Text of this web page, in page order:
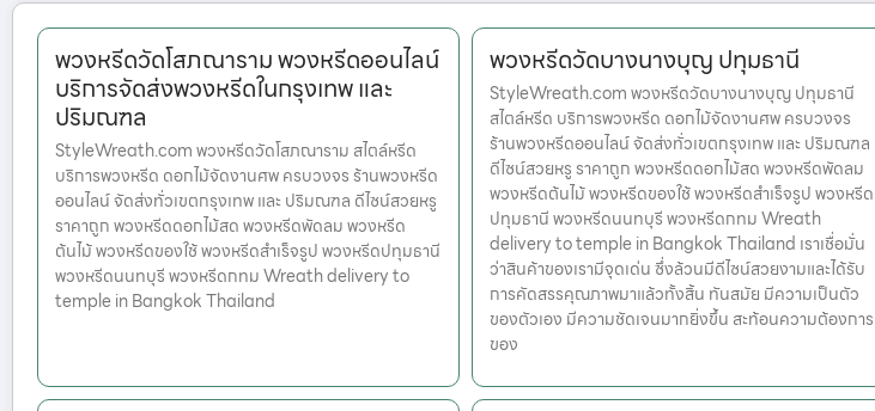
พวงหรีดวัดโสภณาราม พวงหรีดออนไลน์
บริการจัดส่งพวงหรีดในกรุงเทพ และ
ปริมณฑล
StyleWreath.com พวงหรีดวัดโสภณาราม สไตล์หรีด
บริการพวงหรีด ดอกไม้จัดงานศพ ครบวงจร ร้านพวงหรีด
ออนไลน์ จัดส่งทั่วเขตกรุงเทพ และ ปริมณฑล ดีไซน์สวยหรู
ราคาถูก พวงหรีดดอกไม้สด พวงหรีดพัดลม พวงหรีด
ต้นไม้ พวงหรีดของใช้ พวงหรีดสำเร็จรูป พวงหรีดปทุมธานี
พวงหรีดนนทบุรี พวงหรีดกทม Wreath delivery to
temple in Bangkok Thailand
พวงหรีดวัดบางนางบุญ ปทุมธานี
StyleWreath.com พวงหรีดวัดบางนางบุญ ปทุมธานี
สไตล์หรีด บริการพวงหรีด ดอกไม้จัดงานศพ ครบวงจร
ร้านพวงหรีดออนไลน์ จัดส่งทั่วเขตกรุงเทพ และ ปริมณฑล
ดีไซน์สวยหรู ราคาถูก พวงหรีดดอกไม้สด พวงหรีดพัดลม
พวงหรีดต้นไม้ พวงหรีดของใช้ พวงหรีดสำเร็จรูป พวงหรีด
ปทุมธานี พวงหรีดนนทบุรี พวงหรีดกทม Wreath
delivery to temple in Bangkok Thailand เราเชื่อมั่น
ว่าสินค้าของเรามีจุดเด่น ซึ่งล้วนมีดีไซน์สวยงามและได้รับ
การคัดสรรคุณภาพมาแล้วทั้งสิ้น ทันสมัย มีความเป็นตัว
ของตัวเอง มีความชัดเจนมากยิ่งขึ้น สะท้อนความต้องการ
ของ